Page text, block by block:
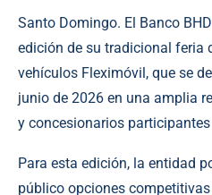
Santo Domingo. El Banco
edición de su tradicional feria
vehículos Fleximóvil, que se
junio de 2026 en una amplia
y concesionarios
Para esta edición, la entidad
público opciones